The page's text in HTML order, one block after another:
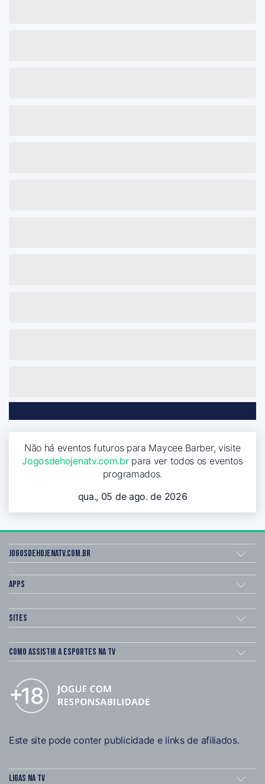
Não há eventos futuros para Maycee Barber, visite
Jogosdehojenatv.com.brpara ver todos os eventos
programados.
qua., 05 de ago. de 2026
Jogosdehojenatv.com.br
Apps
Sites
Como assistir a esportes na TV
Este site pode conter publicidade e links de afiliados.
Ligas na TV